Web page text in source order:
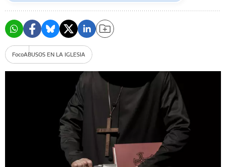
FocoABUSOS EN LA IGLESIA